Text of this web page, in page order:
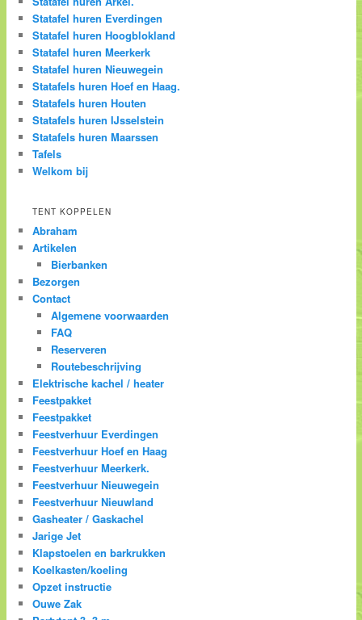
Statafel huren Everdingen
Statafel huren Hoogblokland
Statafel huren Meerkerk
Statafel huren Nieuwegein
Statafels huren Hoef en Haag.
Statafels huren Houten
Statafels huren IJsselstein
Statafels huren Maarssen
Tafels
Welkom bij
TENT KOPPELEN
Abraham
Artikelen
Bierbanken
Bezorgen
Contact
Algemene voorwaarden
FAQ
Reserveren
Routebeschrijving
Elektrische kachel / heater
Feestpakket
Feestpakket
Feestverhuur Everdingen
Feestverhuur Hoef en Haag
Feestverhuur Meerkerk.
Feestverhuur Nieuwegein
Feestverhuur Nieuwland
Gasheater / Gaskachel
Jarige Jet
Klapstoelen en barkrukken
Koelkasten/koeling
Opzet instructie
Ouwe Zak